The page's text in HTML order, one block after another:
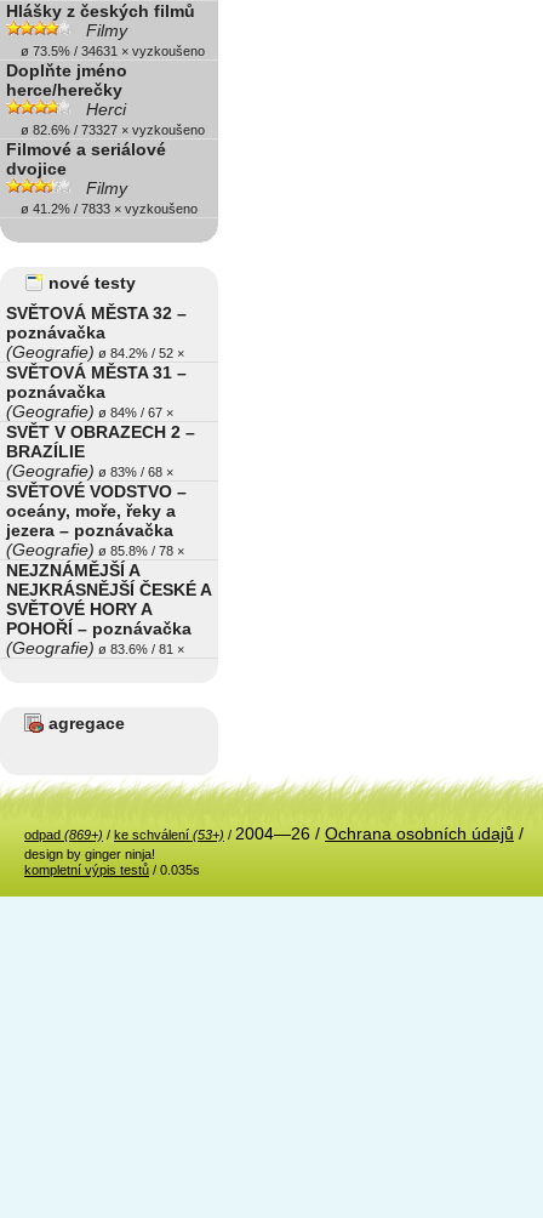
Hlášky z českých filmů
Filmy
ø 73.5% / 34631 × vyzkoušeno
Doplňte jméno
herce/herečky
Herci
ø 82.6% / 73327 × vyzkoušeno
Filmové a seriálové
dvojice
Filmy
ø 41.2% / 7833 × vyzkoušeno
nové testy
SVĚTOVÁ MĚSTA 32 –
poznávačka
(Geografie) ø 84.2% / 52 ×
SVĚTOVÁ MĚSTA 31 –
poznávačka
(Geografie) ø 84% / 67 ×
SVĚT V OBRAZECH 2 –
BRAZÍLIE
(Geografie) ø 83% / 68 ×
SVĚTOVÉ VODSTVO –
oceány, moře, řeky a
jezera – poznávačka
(Geografie) ø 85.8% / 78 ×
NEJZNÁMĚJŠÍ A
NEJKRÁSNĚJŠÍ ČESKÉ A
SVĚTOVÉ HORY A
POHOŘÍ – poznávačka
(Geografie) ø 83.6% / 81 ×
agregace
odpad (869+) / ke schválení (53+) / 2004—26 / Ochrana osobních údajů /
design by ginger ninja!
kompletní výpis testů / 0.035s